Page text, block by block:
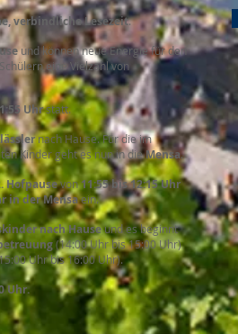
verbindliche Lesezeit.
und können neue Energie für den
eine Vielzahl von
Uhrstatt.
nach Hause. Für die im
Kinder geht es nun in dieMensa.
Hofpausevon11:55 bis 12:15 Uhr
in der Mensaein.
nach Hauseund es beginnt
(14:00 Uhr bis 15:00 Uhr)
Uhr bis 16:00 Uhr).
Uhr.